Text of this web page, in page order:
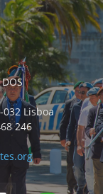
032 Lisboa
246